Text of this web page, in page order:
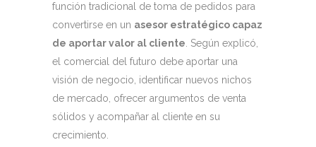
función tradicional de toma de pedidos para
convertirse en un asesor estratégico capaz
de aportar valor al cliente. Según explicó,
el comercial del futuro debe aportar una
visión de negocio, identificar nuevos nichos
de mercado, ofrecer argumentos de venta
sólidos y acompañar al cliente en su
crecimiento.